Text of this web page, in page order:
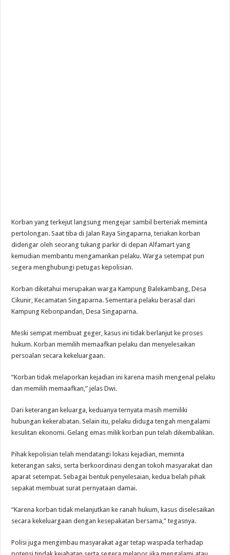
Korban yang terkejut langsung mengejar sambil berteriak meminta
pertolongan. Saat tiba di Jalan Raya Singaparna, teriakan korban
didengar oleh seorang tukang parkir di depan Alfamart yang
kemudian membantu mengamankan pelaku. Warga setempat pun
segera menghubungi petugas kepolisian.
Korban diketahui merupakan warga Kampung Balekambang, Desa
Cikunir, Kecamatan Singaparna. Sementara pelaku berasal dari
Kampung Kebonpandan, Desa Singaparna.
Meski sempat membuat geger, kasus ini tidak berlanjut ke proses
hukum. Korban memilih memaafkan pelaku dan menyelesaikan
persoalan secara kekeluargaan.
“Korban tidak melaporkan kejadian ini karena masih mengenal pelaku
dan memilih memaafkan,” jelas Dwi.
Dari keterangan keluarga, keduanya ternyata masih memiliki
hubungan kekerabatan. Selain itu, pelaku diduga tengah mengalami
kesulitan ekonomi. Gelang emas milik korban pun telah dikembalikan.
Pihak kepolisian telah mendatangi lokasi kejadian, meminta
keterangan saksi, serta berkoordinasi dengan tokoh masyarakat dan
aparat setempat. Sebagai bentuk penyelesaian, kedua belah pihak
sepakat membuat surat pernyataan damai.
“Karena korban tidak melanjutkan ke ranah hukum, kasus diselesaikan
secara kekeluargaan dengan kesepakatan bersama,” tegasnya.
Polisi juga mengimbau masyarakat agar tetap waspada terhadap